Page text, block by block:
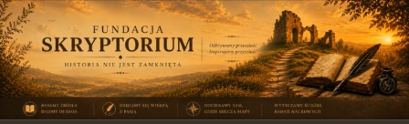
Skip
to
content